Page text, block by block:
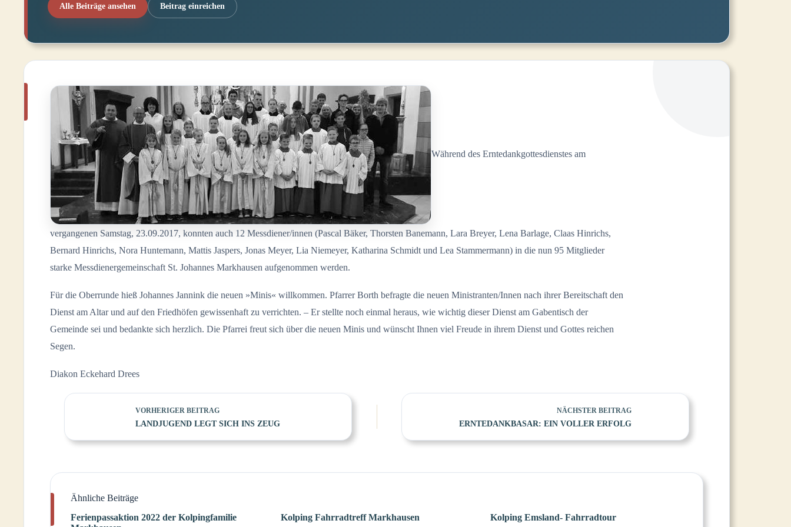
Alle Beiträge ansehen Beitrag einreichen
Während des Erntedankgottesdienstes am
vergangenen Samstag, 23.09.2017, konnten auch 12 Messdiener/innen (Pascal Bäker, Thorsten Banemann, Lara Breyer, Lena Barlage, Claas Hinrichs,
Bernard Hinrichs, Nora Huntemann, Mattis Jaspers, Jonas Meyer, Lia Niemeyer, Katharina Schmidt und Lea Stammermann) in die nun 95 Mitglieder
starke Messdienergemeinschaft St. Johannes Markhausen aufgenommen werden.
Für die Oberrunde hieß Johannes Jannink die neuen »Minis« willkommen. Pfarrer Borth befragte die neuen Ministranten/Innen nach ihrer Bereitschaft den
Dienst am Altar und auf den Friedhöfen gewissenhaft zu verrichten. – Er stellte noch einmal heraus, wie wichtig dieser Dienst am Gabentisch der
Gemeinde sei und bedankte sich herzlich. Die Pfarrei freut sich über die neuen Minis und wünscht Ihnen viel Freude in ihrem Dienst und Gottes reichen
Segen.
Diakon Eckehard Drees
VORHERIGERBEITRAG
LANDJUGEND LEGT SICH INS ZEUG
NÄCHSTERBEITRAG
ERNTEDANKBASAR: EIN VOLLER ERFOLG
Ähnliche Beiträge
Ferienpassaktion 2022 der Kolpingfamilie
Kolping Fahrradtreff Markhausen Kolping Emsland- Fahrradtour